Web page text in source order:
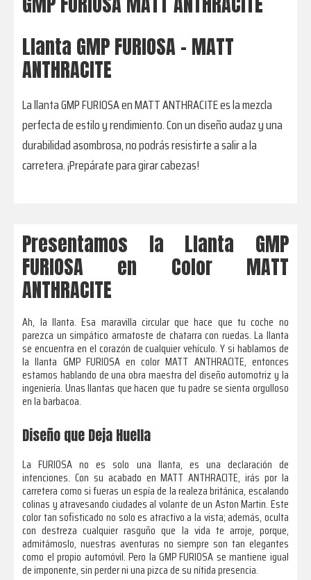
Llanta GMP FURIOSA - MATT
ANTHRACITE
La llanta GMP FURIOSA en MATT ANTHRACITE es la mezcla
perfecta de estilo y rendimiento. Con un diseño audaz y una
durabilidad asombrosa, no podrás resistirte a salir a la
carretera. ¡Prepárate para girar cabezas!
Presentamos la Llanta GMP
FURIOSA en Color MATT
ANTHRACITE
Ah, la llanta. Esa maravilla circular que hace que tu coche no
parezca un simpático armatoste de chatarra con ruedas. La llanta
se encuentra en el corazón de cualquier vehículo. Y si hablamos de
la llanta GMP FURIOSA en color MATT ANTHRACITE, entonces
estamos hablando de una obra maestra del diseño automotriz y la
ingeniería. Unas llantas que hacen que tu padre se sienta orgulloso
en la barbacoa.
Diseño que Deja Huella
La FURIOSA no es solo una llanta, es una declaración de
intenciones. Con su acabado en MATT ANTHRACITE, irás por la
carretera como si fueras un espía de la realeza británica, escalando
colinas y atravesando ciudades al volante de un Aston Martin. Este
color tan sofisticado no solo es atractivo a la vista; además, oculta
con destreza cualquier rasguño que la vida te arroje, porque,
admitámoslo, nuestras aventuras no siempre son tan elegantes
como el propio automóvil. Pero la GMP FURIOSA se mantiene igual
de imponente, sin perder ni una pizca de su nítida presencia.